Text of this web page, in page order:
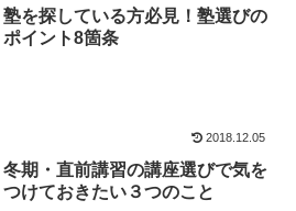
塾を探している方必見！塾選びの
ポイント8箇条
2018.12.05
冬期・直前講習の講座選びで気を
つけておきたい３つのこと